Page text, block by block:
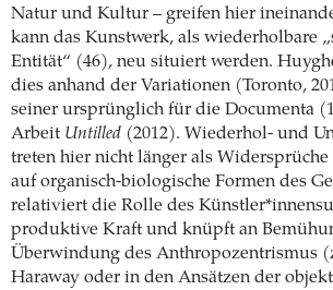
Natur und Kultur – greifen hier
kann das Kunstwerk, als wiederholbare
Entität“ (46), neu situiert werden.
dies anhand der Variationen (Toronto,
seiner ursprünglich für die Documenta
Arbeit Untilled (2012). Wiederhol- und
treten hier nicht länger als
auf organisch-biologische Formen des
relativiert die Rolle des
produktive Kraft und knüpft an
Überwindung des Anthropozentrismus
Haraway oder in den Ansätzen der